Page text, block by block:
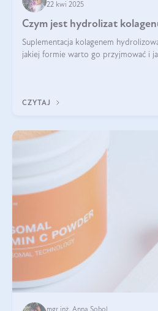
22 kwi 2025
Czym jest hydrolizat
Suplementacja kolagenem
jakiej formie warto go przyjmować i
CZYTAJ